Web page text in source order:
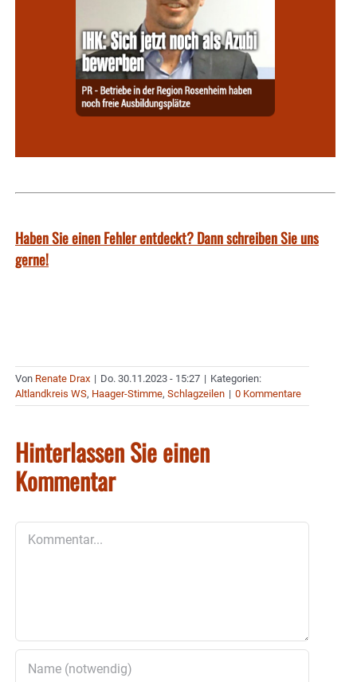
Haben Sie einen Fehler entdeckt? Dann schreiben Sie uns
gerne!
Von Renate Drax | Do. 30.11.2023 - 15:27 | Kategorien:
Altlandkreis WS, Haager-Stimme, Schlagzeilen | 0 Kommentare
Hinterlassen Sie einen
Kommentar